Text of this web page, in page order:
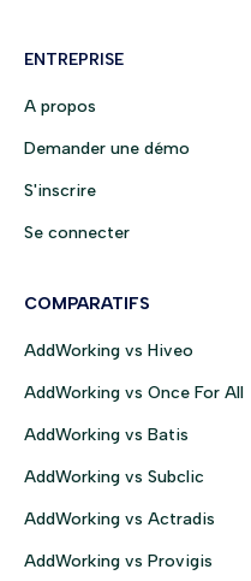
ENTREPRISE
A propos
Demander une démo
S'inscrire
Se connecter
COMPARATIFS
AddWorking vs Hiveo
AddWorking vs Once For All
AddWorking vs Batis
AddWorking vs Subclic
AddWorking vs Actradis
AddWorking vs Provigis